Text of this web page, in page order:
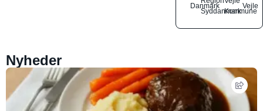
Danmark
SyddanmarkKommune
Vejle
Nyheder